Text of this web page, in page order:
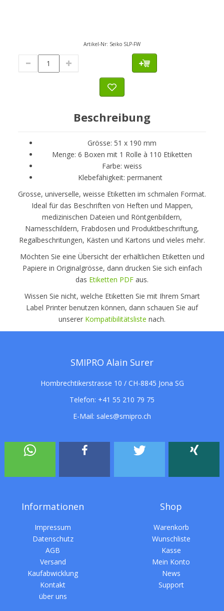
Artikel-Nr: Seiko SLP-FW
Beschreibung
Grösse: 51 x 190 mm
Menge: 6 Boxen mit 1 Rolle à 110 Etiketten
Farbe: weiss
Klebefähigkeit: permanent
Grosse, universelle, weisse Etiketten im schmalen Format.
Ideal für das Beschriften von Heften und Mappen,
medizinischen Dateien und Röntgenbildern,
Namesschildern, Frabdosen und Produktbeschriftung,
Regalbeschritungen, Kästen und Kartons und vieles mehr.
Möchten Sie eine Übersicht der erhältlichen Etiketten und
Papiere in Originalgrösse, dann drucken Sie sich einfach
das Etiketten PDF aus.
Wissen Sie nicht, welche Etiketten Sie mit Ihrem Smart
Label Printer benutzen können, dann schauen Sie auf
unserer Kompatibilitätsliste nach.
SMIPRO Alain Surer
Hombrechtikerstrasse 10 / CH-8845 Jona SG
Telefon: +41 55 210 79 75
E-Mail: sales@smipro.ch
Informationen
Impressum
Datenschutz
AGB
Versand
Kaufabwicklung
Kontakt
über uns
Shop
Warenkorb
Wunschliste
Kasse
Mein Konto
News
Support